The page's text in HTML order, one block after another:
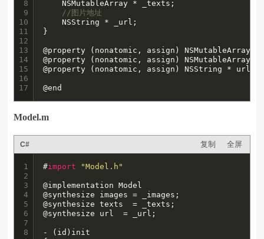
8
9
10
11
12
13
14
15
16
17
    NSMutableArray * _texts;
//图片地址
    NSString * _url;
}
@property (nonatomic, assign) NSMutableArray *
@property (nonatomic, assign) NSMutableArray
@property (nonatomic, assign) NSString * url;
@end
Model.m
C# 复制 全屏
1
2
3
4
5
6
7
8
#import "Model.h"
@implementation Model
@synthesize images = _images;
@synthesize texts  = _texts;
@synthesize url  = _url;
- (id)init